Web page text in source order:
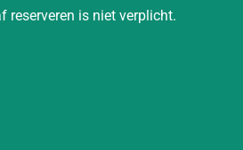
reserveren is niet verplicht.